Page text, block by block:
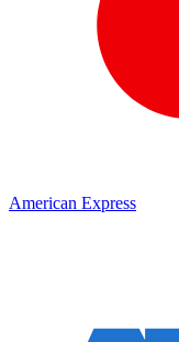
American Express